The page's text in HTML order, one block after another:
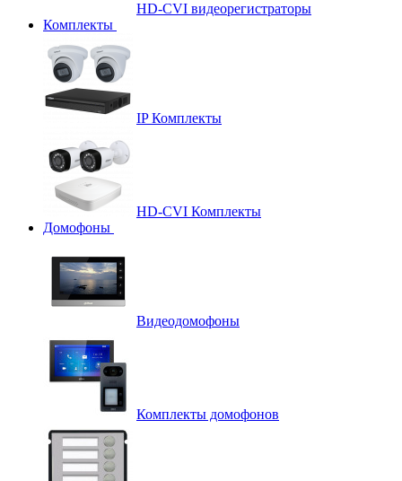
HD-CVI видеорегистраторы
Комплекты
IP Комплекты
HD-CVI Комплекты
Домофоны
Видеодомофоны
Комплекты домофонов